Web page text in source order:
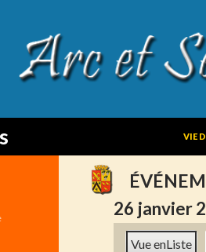
VIE
26 janvier
Vue enListe